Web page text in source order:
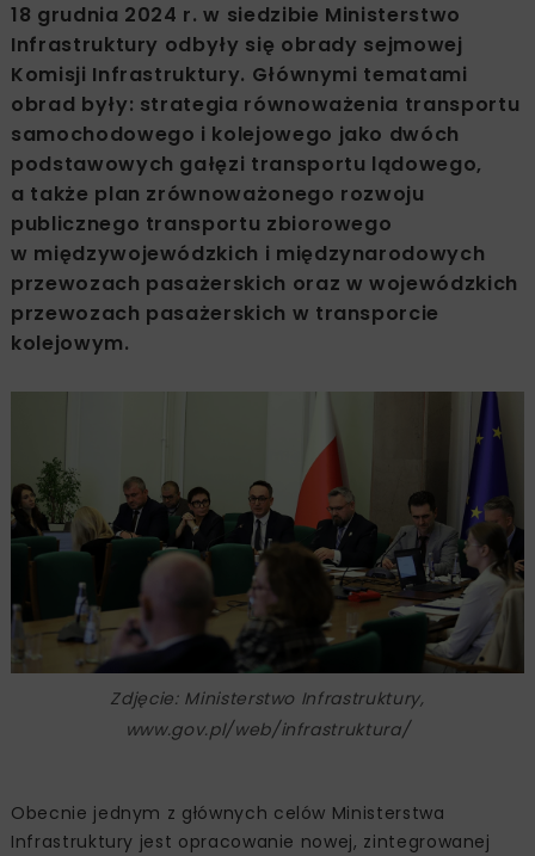
18 grudnia 2024 r. w siedzibie Ministerstwo
Infrastruktury odbyły się obrady sejmowej
Komisji Infrastruktury. Głównymi tematami
obrad były: strategia równoważenia transportu
samochodowego i kolejowego jako dwóch
podstawowych gałęzi transportu lądowego,
a także plan zrównoważonego rozwoju
publicznego transportu zbiorowego
w międzywojewódzkich i międzynarodowych
przewozach pasażerskich oraz w wojewódzkich
przewozach pasażerskich w transporcie
kolejowym.
Zdjęcie: Ministerstwo Infrastruktury,
www.gov.pl/web/infrastruktura/
Obecnie jednym z głównych celów Ministerstwa
Infrastruktury jest opracowanie nowej, zintegrowanej